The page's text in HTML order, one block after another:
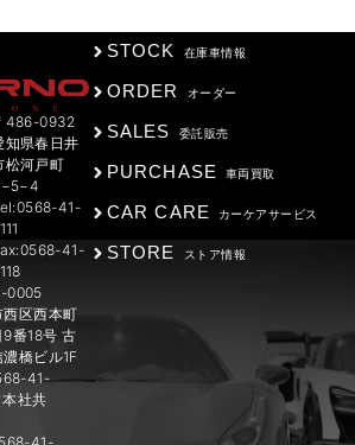
486-0932
知県春日井
松河戸町
41-
41-
0005
西区西本町
9番18号 古
濃橋ビル1F
41-
本社共
STOCK 在庫車情報
ORDER オーダー
SALES 委託販売
PURCHASE 車両買取
CAR CARE カーケアサービス
STORE ストア情報